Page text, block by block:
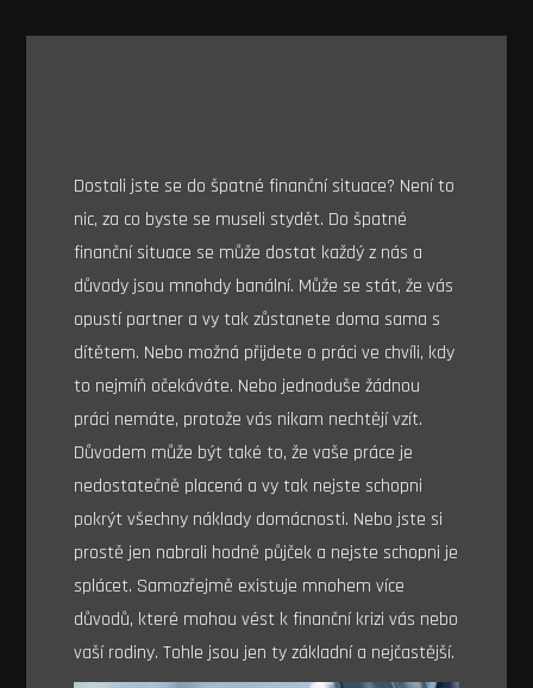
Dostali jste se do špatné finanční situace? Není to
nic, za co byste se museli stydět. Do špatné
finanční situace se může dostat každý z nás a
důvody jsou mnohdy banální. Může se stát, že vás
opustí partner a vy tak zůstanete doma sama s
dítětem. Nebo možná přijdete o práci ve chvíli, kdy
to nejmíň očekáváte. Nebo jednoduše žádnou
práci nemáte, protože vás nikam nechtějí vzít.
Důvodem může být také to, že vaše práce je
nedostatečně placená a vy tak nejste schopni
pokrýt všechny náklady domácnosti. Nebo jste si
prostě jen nabrali hodně půjček a nejste schopni je
splácet. Samozřejmě existuje mnohem více
důvodů, které mohou vést k finanční krizi vás nebo
vaší rodiny. Tohle jsou jen ty základní a nejčastější.